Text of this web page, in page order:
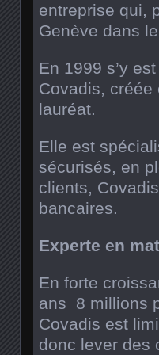
entreprise qui,
Genève dans
En 1999 s’y
Covadis,
lauréat.
Elle est
sécurisés, en
clients,
bancaires.
Experte en
En forte
ans ­ 8 millions
Covadis est
donc lever des